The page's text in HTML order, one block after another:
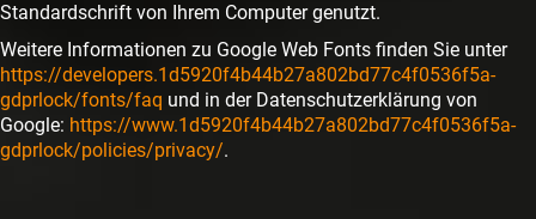
Standardschrift von Ihrem Computer genutzt.
Weitere Informationen zu Google Web Fonts finden Sie unter
https://developers.1d5920f4b44b27a802bd77c4f0536f5a-
gdprlock/fonts/faq und in der Datenschutzerklärung von
Google: https://www.1d5920f4b44b27a802bd77c4f0536f5a-
gdprlock/policies/privacy/.